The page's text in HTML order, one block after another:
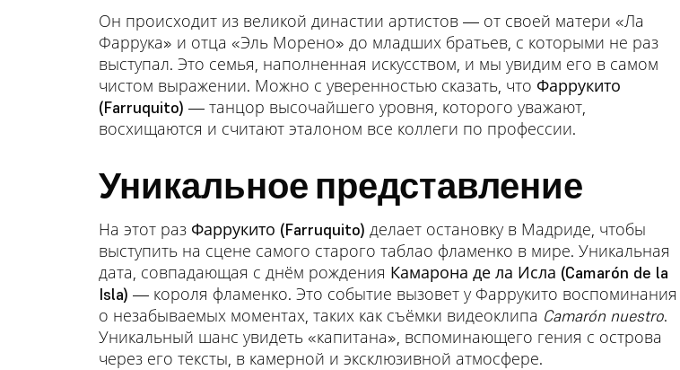
Он происходит из великой династии артистов — от своей матери «Ла
Фаррука» и отца «Эль Морено» до младших братьев, с которыми не раз
выступал. Это семья, наполненная искусством, и мы увидим его в самом
чистом выражении. Можно с уверенностью сказать, что Фаррукито
(Farruquito) — танцор высочайшего уровня, которого уважают,
восхищаются и считают эталоном все коллеги по профессии.
Уникальное представление
На этот раз Фаррукито (Farruquito) делает остановку в Мадриде, чтобы
выступить на сцене самого старого таблао фламенко в мире. Уникальная
дата, совпадающая с днём рождения Камарона де ла Исла (Camarón de la
Isla) — короля фламенко. Это событие вызовет у Фаррукито воспоминания
о незабываемых моментах, таких как съёмки видеоклипа Camarón nuestro.
Уникальный шанс увидеть «капитана», вспоминающего гения с острова
через его тексты, в камерной и эксклюзивной атмосфере.